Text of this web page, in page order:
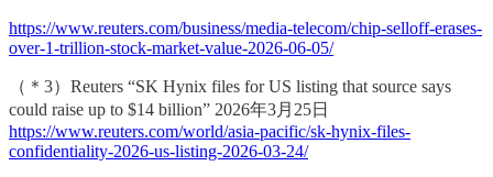
https://www.reuters.com/business/media-telecom/chip-selloff-erases-
over-1-trillion-stock-market-value-2026-06-05/
（＊3）Reuters “SK Hynix files for US listing that source says
could raise up to $14 billion” 2026年3月25日
https://www.reuters.com/world/asia-pacific/sk-hynix-files-
confidentiality-2026-us-listing-2026-03-24/